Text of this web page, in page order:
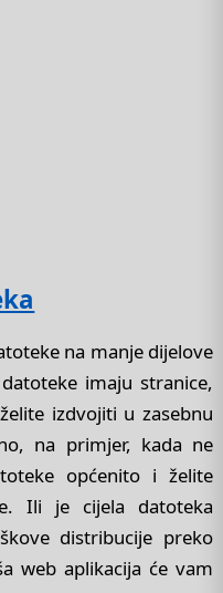
na manje dijelove
imaju stranice,
izdvojiti u zasebnu
na primjer, kada ne
općenito i želite
Ili je cijela datoteka
distribucije preko
web aplikacija će vam